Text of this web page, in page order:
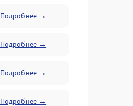
Подробнее →
Подробнее →
Подробнее →
Подробнее →